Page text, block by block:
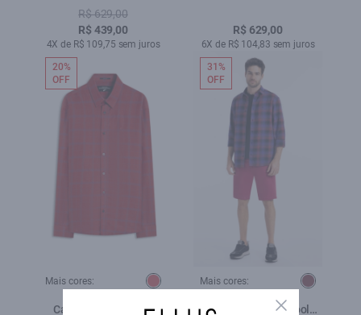
Touch Norway Xangai
Marinho
R$ 629,00
R$ 439,00
4X de R$ 109,75 sem juros
R$ 629,00
6X de R$ 104,83 sem juros
Mais cores:
Camisa Linho Blend
20%
OFF
Mais cores:
Camisa Xadrez Wool
31%
OFF
Close